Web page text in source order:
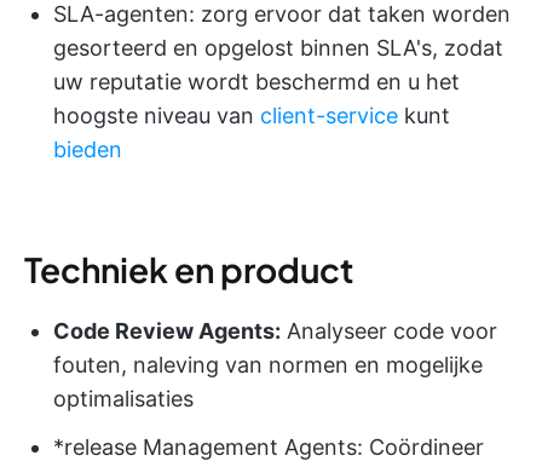
SLA-agenten: zorg ervoor dat taken worden
gesorteerd en opgelost binnen SLA's, zodat
uw reputatie wordt beschermd en u het
hoogste niveau van client-service kunt
bieden
Techniek en product
Code Review Agents: Analyseer code voor
fouten, naleving van normen en mogelijke
optimalisaties
*release Management Agents: Coördineer